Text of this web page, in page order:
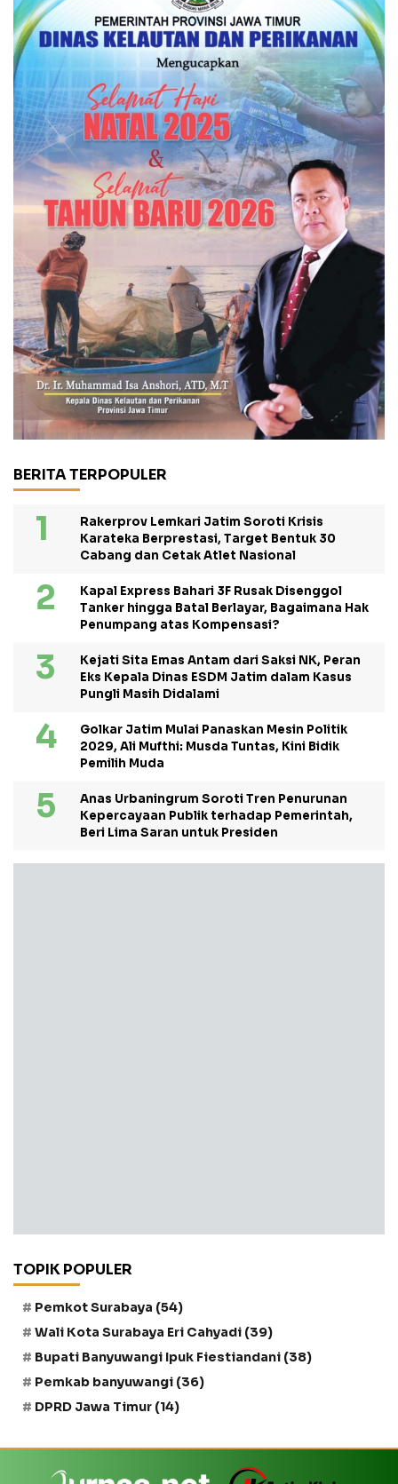
BERITA TERPOPULER
Rakerprov Lemkari Jatim Soroti Krisis
Karateka Berprestasi, Target Bentuk 30
Cabang dan Cetak Atlet Nasional
Kapal Express Bahari 3F Rusak Disenggol
Tanker hingga Batal Berlayar, Bagaimana Hak
Penumpang atas Kompensasi?
Kejati Sita Emas Antam dari Saksi NK, Peran
Eks Kepala Dinas ESDM Jatim dalam Kasus
Pungli Masih Didalami
Golkar Jatim Mulai Panaskan Mesin Politik
2029, Ali Mufthi: Musda Tuntas, Kini Bidik
Pemilih Muda
Anas Urbaningrum Soroti Tren Penurunan
Kepercayaan Publik terhadap Pemerintah,
Beri Lima Saran untuk Presiden
TOPIK POPULER
Pemkot Surabaya (54)
Wali Kota Surabaya Eri Cahyadi (39)
Bupati Banyuwangi Ipuk Fiestiandani (38)
Pemkab banyuwangi (36)
DPRD Jawa Timur (14)